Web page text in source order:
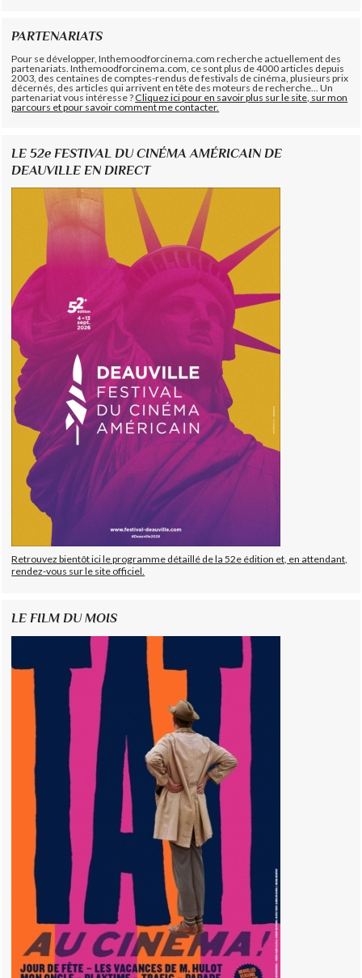
PARTENARIATS
Pour se développer, Inthemoodforcinema.com recherche actuellement des
partenariats. Inthemoodforcinema.com, ce sont plus de 4000 articles depuis
2003, des centaines de comptes-rendus de festivals de cinéma, plusieurs prix
décernés, des articles qui arrivent en tête des moteurs de recherche... Un
partenariat vous intéresse ?Cliquez ici pour en savoir plus sur le site, sur mon
parcours et pour savoir comment me contacter.
LE 52e FESTIVAL DU CINÉMA AMÉRICAIN DE
DEAUVILLE EN DIRECT
Retrouvez bientôt ici le programme détaillé de la 52e édition et, en attendant,
rendez-vous sur le site officiel.
LE FILM DU MOIS